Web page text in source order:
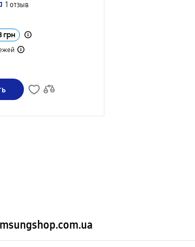
1 отзыв
грн